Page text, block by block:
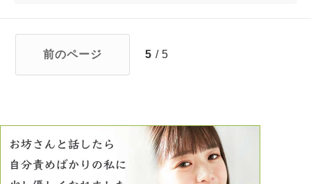
前のページ 5 / 5